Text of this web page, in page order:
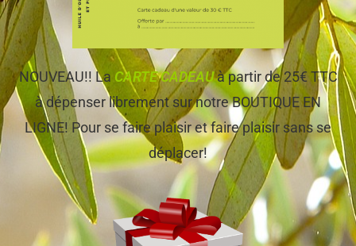
NOUVEAU!! La CARTE CADEAUà partir de 25€ TTC
à dépenser librement sur notre BOUTIQUE EN
LIGNE! Pour se faire plaisir et faire plaisir sans se
déplacer!